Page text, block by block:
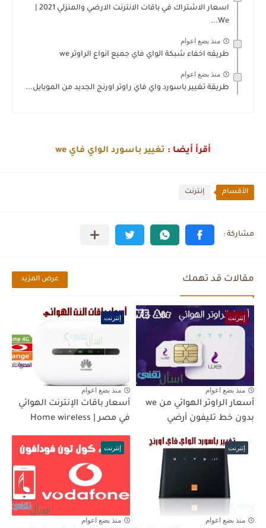
We...
منذ بضع اعوام
طريقه اخفاء شبكة الواي فاي جميع انواع الراوتر we
منذ بضع اعوام
طريقة تغيير باسورد واي فاي راوتر اورنج الجديد من الموبايل...
أقرأ أيضا : تغيير باسورد الواي فاي we
الأقسام إنترنت
مقالات قد تهمك عرض المزيد
إنترنت
منذ بضع اعوام
أسعار الراوتر الهوائي من we
بدون خط تليفون أرضي
إنترنت
منذ بضع اعوام
أسعار باقات الإنترنت الهوائي
في مصر | Home wireless
إنترنت
منذ بضع اعوام
إنترنت
منذ بضع اعوام